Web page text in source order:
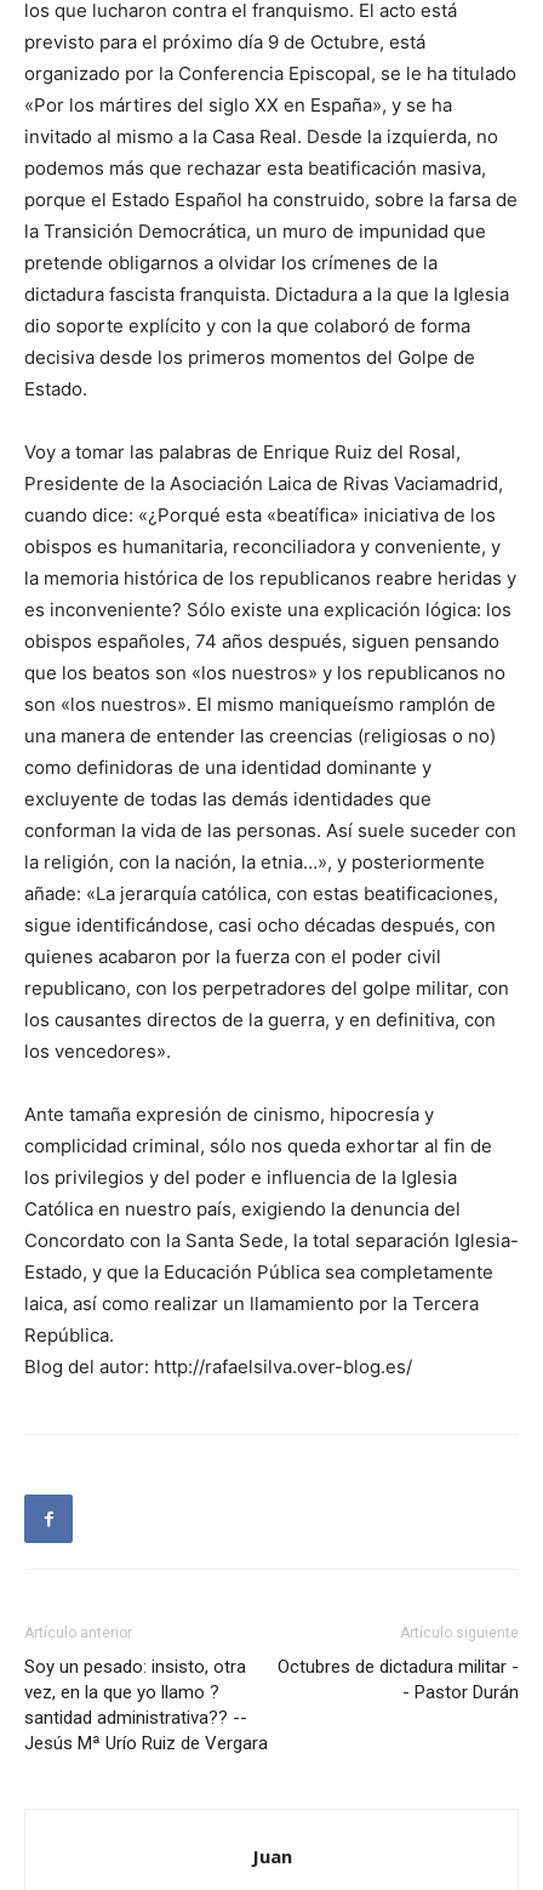
los que lucharon contra el franquismo. El acto está
previsto para el próximo día 9 de Octubre, está
organizado por la Conferencia Episcopal, se le ha titulado
«Por los mártires del siglo XX en España», y se ha
invitado al mismo a la Casa Real. Desde la izquierda, no
podemos más que rechazar esta beatificación masiva,
porque el Estado Español ha construido, sobre la farsa de
la Transición Democrática, un muro de impunidad que
pretende obligarnos a olvidar los crímenes de la
dictadura fascista franquista. Dictadura a la que la Iglesia
dio soporte explícito y con la que colaboró de forma
decisiva desde los primeros momentos del Golpe de
Estado.
Voy a tomar las palabras de Enrique Ruiz del Rosal,
Presidente de la Asociación Laica de Rivas Vaciamadrid,
cuando dice: «¿Porqué esta «beatífica» iniciativa de los
obispos es humanitaria, reconciliadora y conveniente, y
la memoria histórica de los republicanos reabre heridas y
es inconveniente? Sólo existe una explicación lógica: los
obispos españoles, 74 años después, siguen pensando
que los beatos son «los nuestros» y los republicanos no
son «los nuestros». El mismo maniqueísmo ramplón de
una manera de entender las creencias (religiosas o no)
como definidoras de una identidad dominante y
excluyente de todas las demás identidades que
conforman la vida de las personas. Así suele suceder con
la religión, con la nación, la etnia…», y posteriormente
añade: «La jerarquía católica, con estas beatificaciones,
sigue identificándose, casi ocho décadas después, con
quienes acabaron por la fuerza con el poder civil
republicano, con los perpetradores del golpe militar, con
los causantes directos de la guerra, y en definitiva, con
los vencedores».
Ante tamaña expresión de cinismo, hipocresía y
complicidad criminal, sólo nos queda exhortar al fin de
los privilegios y del poder e influencia de la Iglesia
Católica en nuestro país, exigiendo la denuncia del
Concordato con la Santa Sede, la total separación Iglesia-
Estado, y que la Educación Pública sea completamente
laica, así como realizar un llamamiento por la Tercera
República.
Blog del autor: http://rafaelsilva.over-blog.es/
Artículo anterior
Soy un pesado: insisto, otra
vez, en la que yo llamo ?
santidad administrativa?? --
Jesús Mª Urío Ruiz de Vergara
Artículo siguiente
Octubres de dictadura militar -
- Pastor Durán
Juan